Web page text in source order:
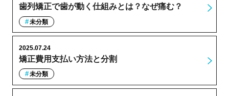
歯列矯正で歯が動く仕組みとは？なぜ痛む？
未分類
矯正費用支払い方法と分割
2025.07.24
未分類